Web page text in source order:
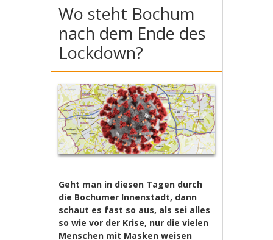
Wo steht Bochum
nach dem Ende des
Lockdown?
Geht man in diesen Tagen durch
die Bochumer Innenstadt, dann
schaut es fast so aus, als sei alles
so wie vor der Krise, nur die vielen
Menschen mit Masken weisen